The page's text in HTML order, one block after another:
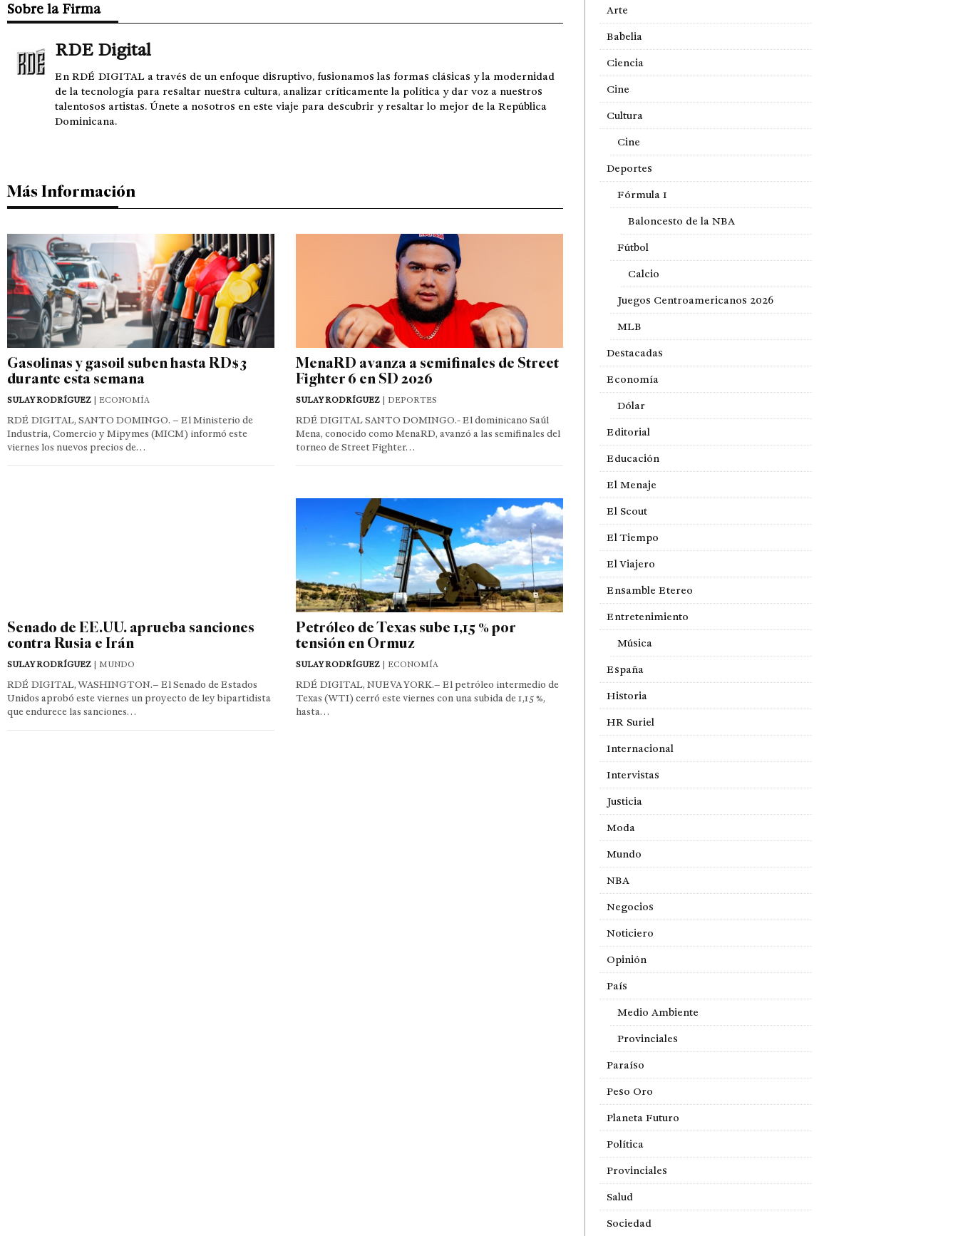
Sobre la Firma
RDE Digital
En RDÉ DIGITAL a través de un enfoque disruptivo, fusionamos las formas clásicas y la modernidad
de la tecnología para resaltar nuestra cultura, analizar críticamente la política y dar voz a nuestros
talentosos artistas. Únete a nosotros en este viaje para descubrir y resaltar lo mejor de la República
Dominicana.
Más Información
Gasolinas y gasoil suben hasta RD$3
durante esta semana
SULAY RODRÍGUEZ | ECONOMÍA
RDÉ DIGITAL, SANTO DOMINGO. – El Ministerio de
Industria, Comercio y Mipymes (MICM) informó este
viernes los nuevos precios de…
MenaRD avanza a semifinales de Street
Fighter 6 en SD 2026
SULAY RODRÍGUEZ| DEPORTES
RDÉ DIGITAL SANTO DOMINGO.- El dominicano Saúl
Mena, conocido como MenaRD, avanzó a las semifinales del
torneo de Street Fighter…
Senado de EE.UU. aprueba sanciones
contra Rusia e Irán
SULAY RODRÍGUEZ | MUNDO
RDÉ DIGITAL, WASHINGTON.– El Senado de Estados
Unidos aprobó este viernes un proyecto de ley bipartidista
que endurece las sanciones…
Petróleo de Texas sube 1,15 % por
tensión en Ormuz
SULAY RODRÍGUEZ| ECONOMÍA
RDÉ DIGITAL, NUEVA YORK.– El petróleo intermedio de
Texas (WTI) cerró este viernes con una subida de 1,15 %,
hasta…
Arte
Babelia
Ciencia
Cine
Cultura
Cine
Deportes
Fórmula 1
Baloncesto de la NBA
Fútbol
Calcio
Juegos Centroamericanos 2026
MLB
Destacadas
Economía
Dólar
Editorial
Educación
El Menaje
El Scout
El Tiempo
El Viajero
Ensamble Etereo
Entretenimiento
Música
España
Historia
HR Suriel
Internacional
Intervistas
Justicia
Moda
Mundo
NBA
Negocios
Noticiero
Opinión
País
Medio Ambiente
Provinciales
Paraíso
Peso Oro
Planeta Futuro
Política
Provinciales
Salud
Sociedad